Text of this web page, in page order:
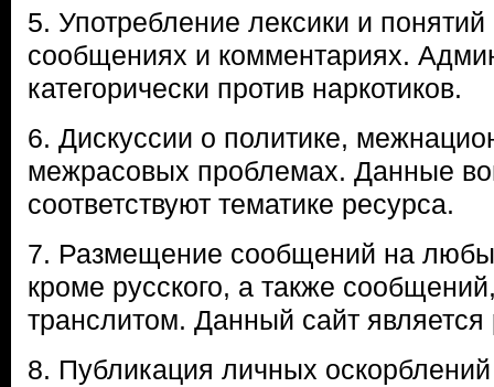
5. Употребление лексики и
сообщениях и комментариях.
категорически против наркотиков.
6. Дискуссии о политике,
межрасовых проблемах. Данные
соответствуют тематике ресурса.
7. Размещение сообщений на
кроме русского, а также
транслитом. Данный сайт
8. Публикация личных